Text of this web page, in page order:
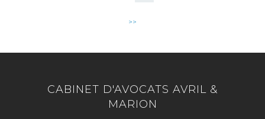
>>
CABINET D'AVOCATS AVRIL &
MARION